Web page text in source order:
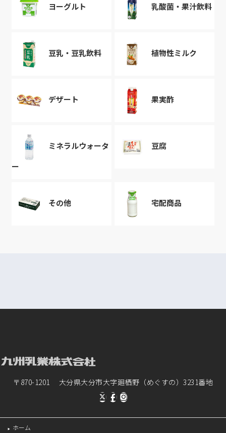
ヨーグルト 乳酸菌・果汁飲料
豆乳・豆乳飲料 植物性ミルク
デザート 果実酢
ミネラルウォータ
ー
豆腐
その他 宅配商品
〒870-1201 大分県大分市大字廻栖野（めぐすの）3231番地
ホーム